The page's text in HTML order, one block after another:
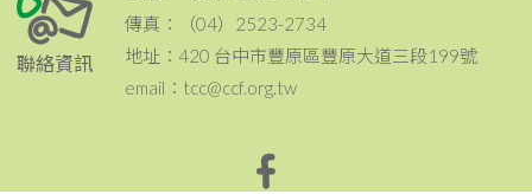
聯絡資訊
傳真：（04）2523-2734
地址：420 台中市豐原區豐原大道三段199號
email：tcc@ccf.org.tw